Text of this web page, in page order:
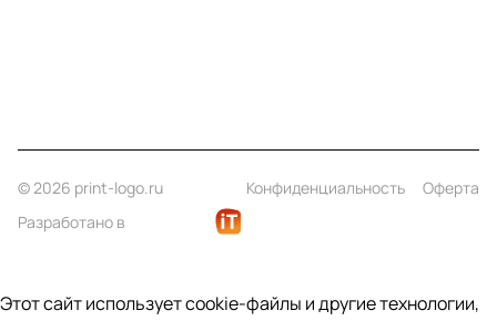
© 2026 print-logo.ru Конфиденциальность
Оферта
Разработано в
Этот сайт использует cookie-файлы и другие технологии,